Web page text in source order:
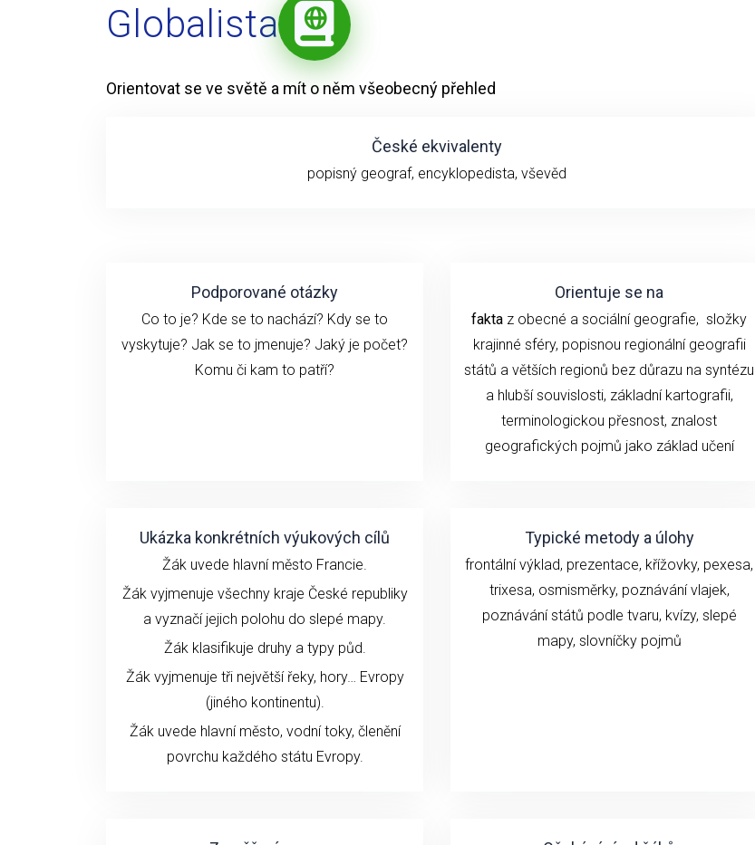
Globalista
Orientovat se ve světě a mít o něm všeobecný přehled
České ekvivalenty
popisný geograf, encyklopedista, vševěd
Podporované otázky
Co to je? Kde se to nachází? Kdy se to
vyskytuje? Jak se to jmenuje? Jaký je počet?
Komu či kam to patří?
Orientuje se na
fakta z obecné a sociální geografie, složky
krajinné sféry, popisnou regionální geografii
států a větších regionů bez důrazu na syntézu
a hlubší souvislosti, základní kartografii,
terminologickou přesnost, znalost
geografických pojmů jako základ učení
Ukázka konkrétních výukových cílů
Žák uvede hlavní město Francie.
Žák vyjmenuje všechny kraje České republiky
a vyznačí jejich polohu do slepé mapy.
Žák klasifikuje druhy a typy půd.
Žák vyjmenuje tři největší řeky, hory… Evropy
(jiného kontinentu).
Žák uvede hlavní město, vodní toky, členění
povrchu každého státu Evropy.
Typické metody a úlohy
frontální výklad, prezentace, křížovky, pexesa,
trixesa, osmisměrky, poznávání vlajek,
poznávání států podle tvaru, kvízy, slepé
mapy, slovníčky pojmů